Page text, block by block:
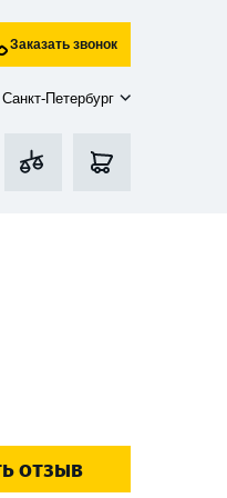
Заказать звонок
Санкт-Петербург
отзыв